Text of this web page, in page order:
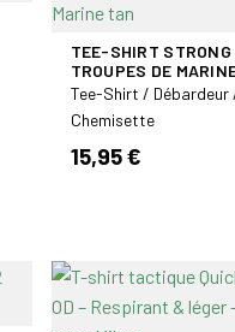
TEE-SHIRT STRONG
TROUPES DE
Tee-Shirt / Débardeur
Chemisette
15,95 €